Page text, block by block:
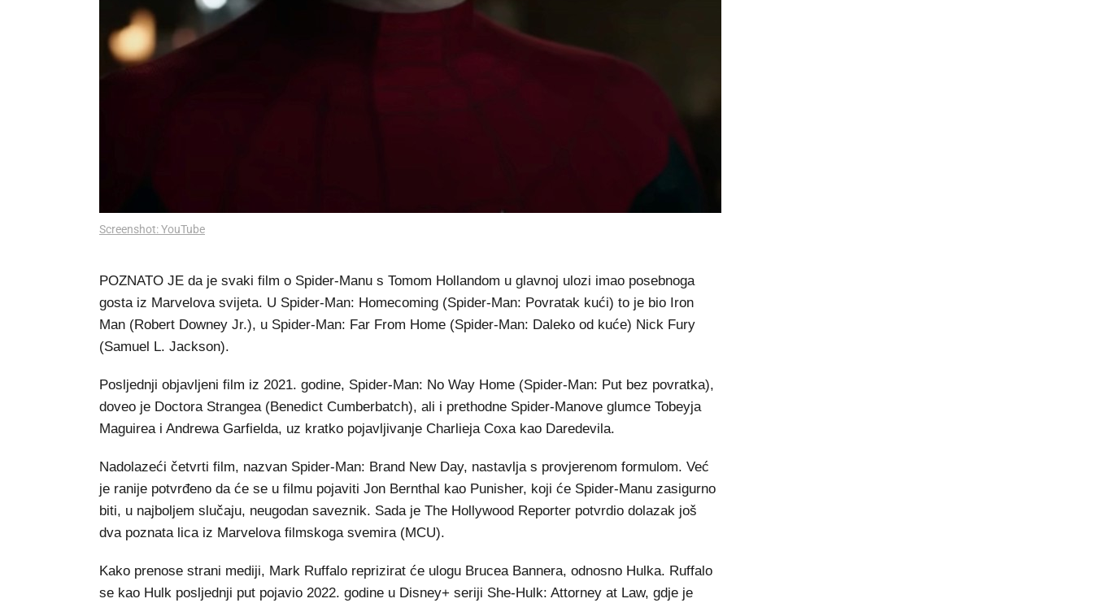
Screenshot: YouTube
POZNATO JE da je svaki film o Spider-Manu s Tomom Hollandom u glavnoj ulozi imao posebnoga
gosta iz Marvelova svijeta. U Spider-Man: Homecoming (Spider-Man: Povratak kući) to je bio Iron
Man (Robert Downey Jr.), u Spider-Man: Far From Home (Spider-Man: Daleko od kuće) Nick Fury
(Samuel L. Jackson).
Posljednji objavljeni film iz 2021. godine, Spider-Man: No Way Home (Spider-Man: Put bez povratka),
doveo je Doctora Strangea (Benedict Cumberbatch), ali i prethodne Spider-Manove glumce Tobeyja
Maguirea i Andrewa Garfielda, uz kratko pojavljivanje Charlieja Coxa kao Daredevila.
Nadolazeći četvrti film, nazvan Spider-Man: Brand New Day, nastavlja s provjerenom formulom. Već
je ranije potvrđeno da će se u filmu pojaviti Jon Bernthal kao Punisher, koji će Spider-Manu zasigurno
biti, u najboljem slučaju, neugodan saveznik. Sada je The Hollywood Reporter potvrdio dolazak još
dva poznata lica iz Marvelova filmskoga svemira (MCU).
Kako prenose strani mediji, Mark Ruffalo reprizirat će ulogu Brucea Bannera, odnosno Hulka. Ruffalo
se kao Hulk posljednji put pojavio 2022. godine u Disney+ seriji She-Hulk: Attorney at Law, gdje je